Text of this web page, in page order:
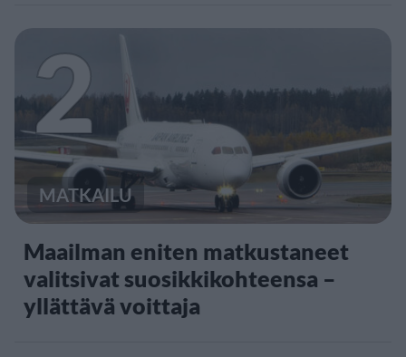
2
MATKAILU
Maailman eniten matkustaneet
valitsivat suosikkikohteensa –
yllättävä voittaja